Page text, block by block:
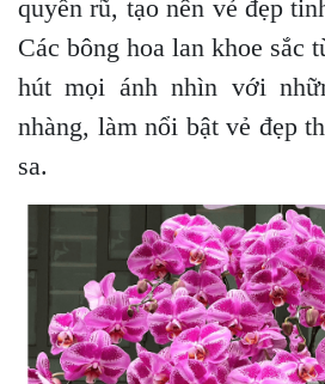
quyến rũ, tạo nên vẻ đẹp
Các bông hoa lan khoe sắc
hút mọi ánh nhìn với
nhàng, làm nổi bật vẻ đẹp
sa.